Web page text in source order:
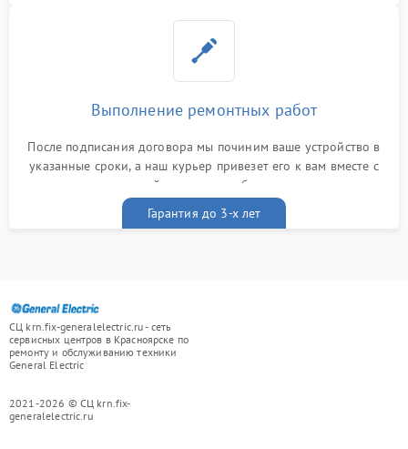
Выполнение ремонтных работ
После подписания договора мы починим ваше устройство в
указанные сроки, а наш курьер привезет его к вам вместе с
гарантийным талоном бесплатно
Гарантия до 3-х лет
СЦ krn.fix-generalelectric.ru - сеть
сервисных центров в Красноярске по
ремонту и обслуживанию техники
General Electric
2021-2026 © СЦ krn.fix-
generalelectric.ru